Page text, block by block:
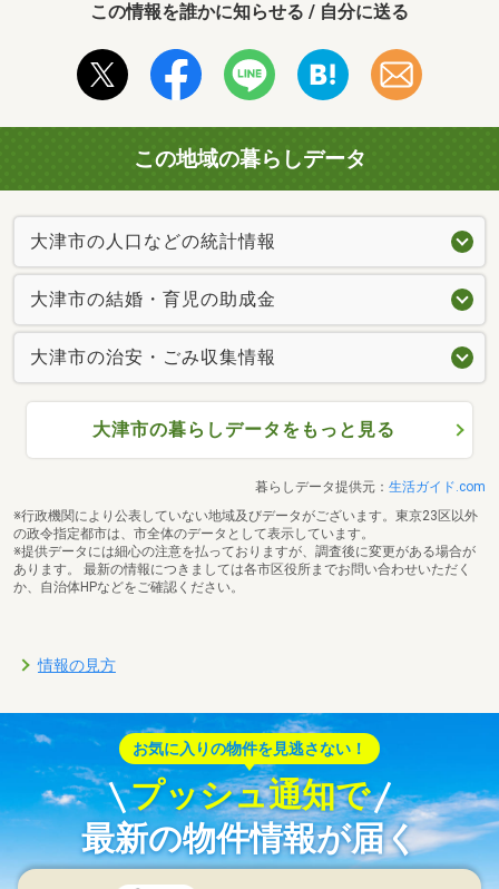
この情報を誰かに知らせる / 自分に送る
この地域の暮らしデータ
大津市の人口などの統計情報
大津市の結婚・育児の助成金
大津市の治安・ごみ収集情報
大津市の暮らしデータをもっと見る
暮らしデータ提供元： 生活ガイド.com
※行政機関により公表していない地域及びデータがございます。東京23区以外
の政令指定都市は、市全体のデータとして表示しています。
※提供データには細心の注意を払っておりますが、調査後に変更がある場合が
あります。 最新の情報につきましては各市区役所までお問い合わせいただく
か、自治体HPなどをご確認ください。
情報の見方
お気に入りの物件を見逃さない！
プッシュ通知で
最新の物件情報が届く